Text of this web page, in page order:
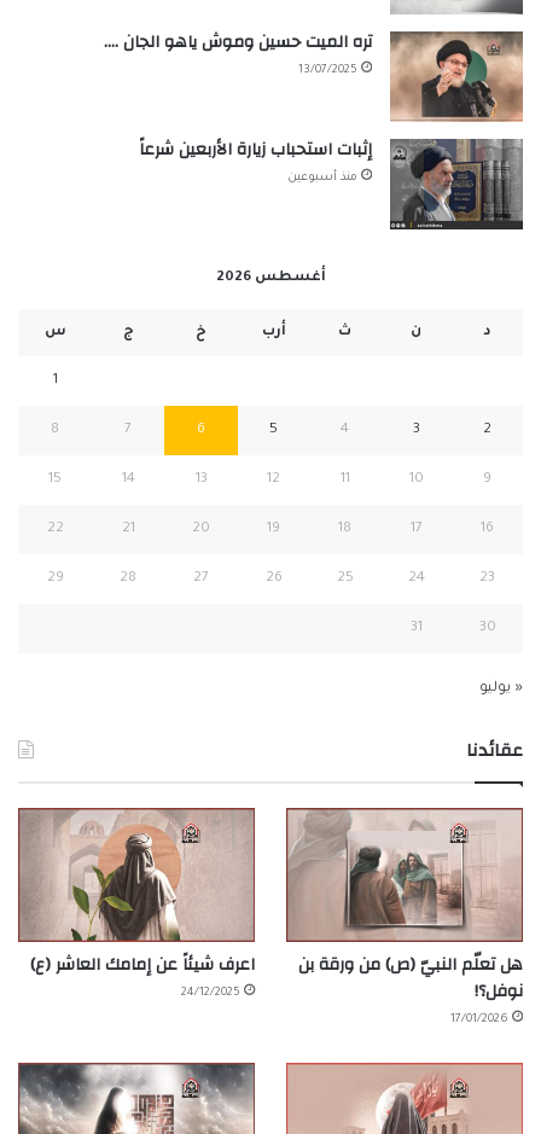
تره الميت حسين وموش ياهو الجان ….
13/07/2025
إثبات استحباب زيارة الأربعين شرعاً
منذ أسبوعين
أغسطس 2026
د ن ث أرب خ ج س
1
2
3
4
5
6
7
8
9
10
11
12
13
14
15
16
17
18
19
20
21
22
23
24
25
26
27
28
29
30
31
« يوليو
عقائدنا
هل تعلّم النبيّ (ص) من ورقة بن
نوفل؟!
17/01/2026
اعرف شيئاً عن إمامك العاشر (ع)
24/12/2025